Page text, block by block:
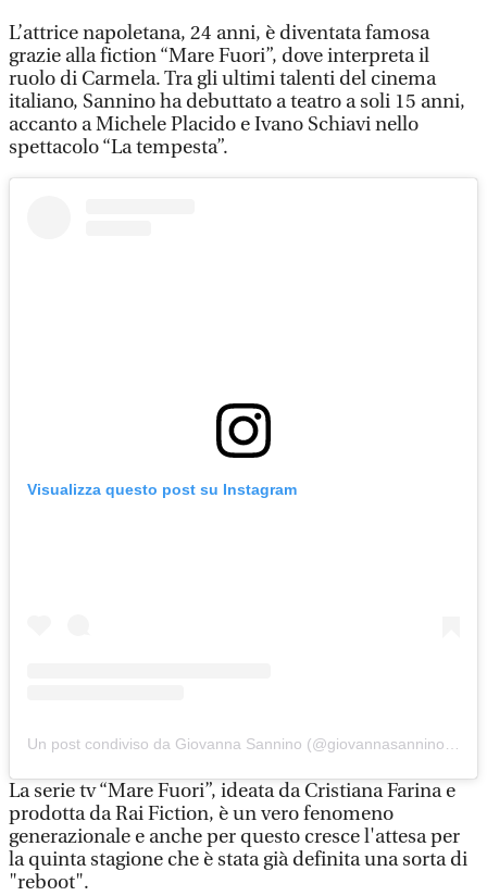
L’attrice napoletana, 24 anni, è diventata famosa
grazie alla fiction “Mare Fuori”, dove interpreta il
ruolo di Carmela. Tra gli ultimi talenti del cinema
italiano, Sannino ha debuttato a teatro a soli 15 anni,
accanto a Michele Placido e Ivano Schiavi nello
spettacolo “La tempesta”.
Visualizza questo post su Instagram
La serie tv “Mare Fuori”, ideata da Cristiana Farina e
prodotta da Rai Fiction, è un vero fenomeno
generazionale e anche per questo cresce l'attesa per
la quinta stagione che è stata già definita una sorta di
"reboot".